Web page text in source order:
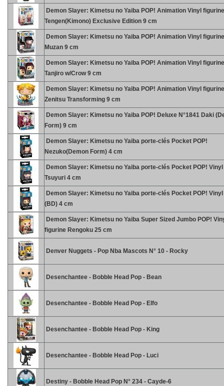
Demon Slayer: Kimetsu no Yaiba POP! Animation Vinyl figurine
Tengen(Kimono) Exclusive Edition 9 cm
Demon Slayer: Kimetsu no Yaiba POP! Animation Vinyl
Muzan 9 cm
Demon Slayer: Kimetsu no Yaiba POP! Animation Vinyl
Tanjiro w/Crow 9 cm
Demon Slayer: Kimetsu no Yaiba POP! Animation Vinyl
Zenitsu Transforming 9 cm
Demon Slayer: Kimetsu no Yaiba POP! Deluxe N°1841 Daki
Form) 9 cm
Demon Slayer: Kimetsu no Yaiba porte-clés Pocket POP!
Nezuko(Demon Form) 4 cm
Demon Slayer: Kimetsu no Yaiba porte-clés Pocket POP!
Tsuyuri 4 cm
Demon Slayer: Kimetsu no Yaiba porte-clés Pocket POP! Vinyl
(BD) 4 cm
Demon Slayer: Kimetsu no Yaiba Super Sized Jumbo POP!
figurine Rengoku 25 cm
Denver Nuggets - Pop Nba Mascots N° 10 - Rocky
Desenchantee - Bobble Head Pop - Bean
Desenchantee - Bobble Head Pop - Elfo
Desenchantee - Bobble Head Pop - King
Desenchantee - Bobble Head Pop - Luci
Destiny - Bobble Head Pop N° 234 - Cayde-6